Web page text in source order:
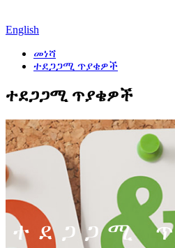
English
መነሻ
ተደጋጋሚ ጥያቄዎች
ተደጋጋሚ ጥያቄዎች
ተደጋጋሚ